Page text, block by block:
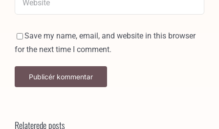
Save my name, email, and website in this browser
for the next time I comment.
Relaterede posts